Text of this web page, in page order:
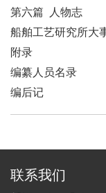
第六篇 人物志
船舶工艺研究所大
附录
编纂人员名录
编后记
联系我们